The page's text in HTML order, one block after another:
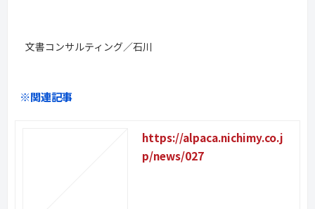
文書コンサルティング／石川
※関連記事
https://alpaca.nichimy.co.j
p/news/027